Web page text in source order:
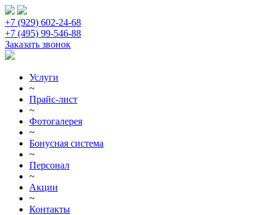
+7 (929) 602-24-68
+7 (495) 99-546-88
Заказать звонок
Услуги
~
Прайс-лист
~
Фотогалерея
~
Бонусная система
~
Персонал
~
Акции
~
Контакты